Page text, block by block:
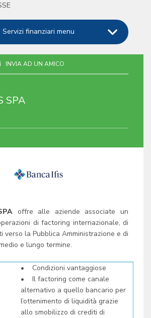
Servizi finanziari menu
INVIA AD UN AMICO
SPA
offre alle aziende associate un
di factoring internazionale, di
verso la Pubblica Amministrazione e di
e lungo termine.
• Condizioni vantaggiose
• Il factoring come canale
alternativo a quello bancario per
l’ottenimento di liquidità grazie
allo smobilizzo di crediti di